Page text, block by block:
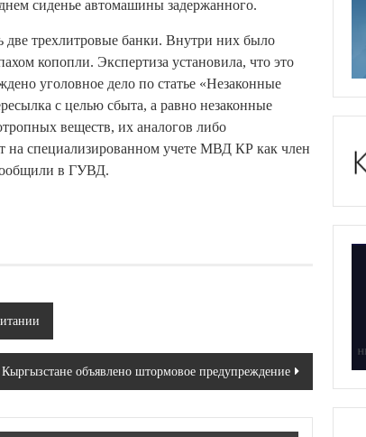
сиденье автомашины задержанного.
две трехлитровые банки. Внутри них было
копопли. Экспертиза установила, что это
уголовное дело по статье «Незаконные
с целью сбыта, а равно незаконные
веществ, их аналогов либо
на специализированном учете МВД КР как член
в ГУВД.
объявлено штормовое предупреждение